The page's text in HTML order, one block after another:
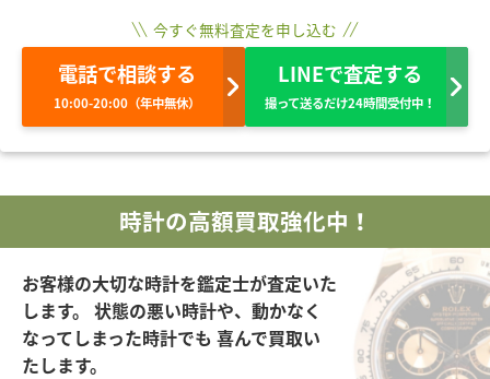
今すぐ無料査定を申し込む
電話で相談する
10:00-20:00（年中無休）
LINEで査定する
撮って送るだけ24時間受付中！
時計の高額買取強化中！
お客様の大切な時計を鑑定士が査定いた
します。 状態の悪い時計や、動かなく
なってしまった時計でも 喜んで買取い
たします。